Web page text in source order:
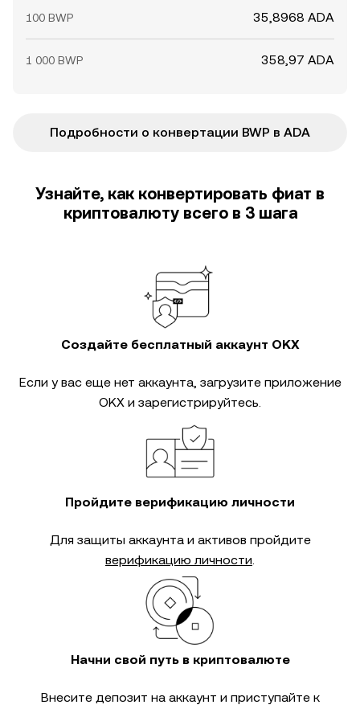
100 BWP 35,8968 ADA
1 000 BWP 358,97 ADA
Подробности о конвертации BWP в ADA
Узнайте, как конвертировать фиат в
криптовалюту всего в 3 шага
Создайте бесплатный аккаунт OKX
Если у вас еще нет аккаунта, загрузите приложение
OKX и зарегистрируйтесь.
Пройдите верификацию личности
Для защиты аккаунта и активов пройдите
верификацию личности.
Начни свой путь в криптовалюте
Внесите депозит на аккаунт и приступайте к